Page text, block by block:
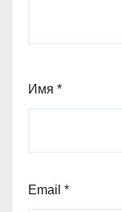
Имя *
Email *